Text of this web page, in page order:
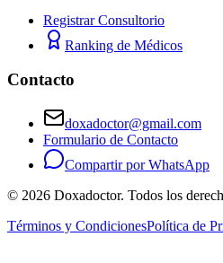
Registrar Consultorio
Ranking de Médicos
Contacto
doxadoctor@gmail.com
Formulario de Contacto
Compartir por WhatsApp
© 2026 Doxadoctor. Todos los
Términos y CondicionesPolítica de